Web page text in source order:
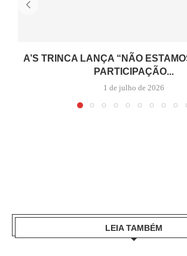
A’S TRINCA LANÇA “NÃO
PARTICIPAÇÃO...
1 de julho de 2026
LEIA TAMBÉM